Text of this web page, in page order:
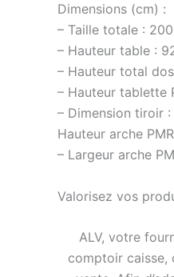
Dimensions (cm) :
– Taille totale :
– Hauteur table :
– Hauteur total
– Hauteur tablette
– Dimension tiroir
Hauteur arche
– Largeur arche
Valorisez vos
ALV, votre
comptoir caisse,